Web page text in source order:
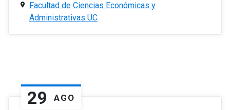
Facultad de Ciencias Económicas y
Administrativas UC
29 AGO